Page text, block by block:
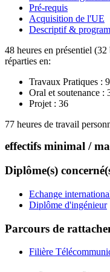
Pré-requis
Acquisition de l'UE
Descriptif &
48 heures en présentiel
réparties en:
Travaux Pratiques : 9
Oral et soutenance :
Projet : 36
77 heures de travail
effectifs minimal /
Diplôme(s)
Echange
Diplôme d'ingénieur
Parcours de
Filière